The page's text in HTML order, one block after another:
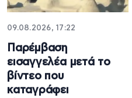
09.08.2026, 17:22
Παρέμβαση
εισαγγελέα μετά το
βίντεο που
καταγράφει